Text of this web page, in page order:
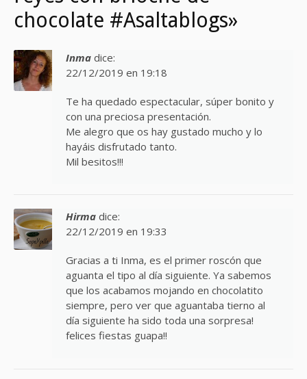
chocolate #Asaltablogs»
Inma dice:
22/12/2019 en 19:18
Te ha quedado espectacular, súper bonito y
con una preciosa presentación.
Me alegro que os hay gustado mucho y lo
hayáis disfrutado tanto.
Mil besitos!!!
Hirma dice:
22/12/2019 en 19:33
Gracias a ti Inma, es el primer roscón que
aguanta el tipo al día siguiente. Ya sabemos
que los acabamos mojando en chocolatito
siempre, pero ver que aguantaba tierno al
día siguiente ha sido toda una sorpresa!
felices fiestas guapa!!